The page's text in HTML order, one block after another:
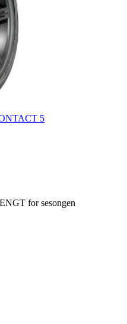
5
for sesongen